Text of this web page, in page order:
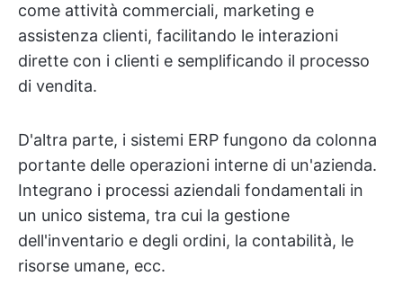
come attività commerciali, marketing e
assistenza clienti, facilitando le interazioni
dirette con i clienti e semplificando il processo
di vendita.
D'altra parte, i sistemi ERP fungono da colonna
portante delle operazioni interne di un'azienda.
Integrano i processi aziendali fondamentali in
un unico sistema, tra cui la gestione
dell'inventario e degli ordini, la contabilità, le
risorse umane, ecc.